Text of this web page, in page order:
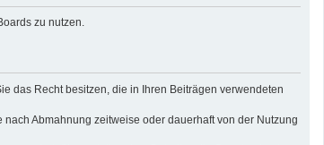
zu nutzen.
das Recht besitzen, die in Ihren Beiträgen verwendeten
Abmahnung zeitweise oder dauerhaft von der Nutzung